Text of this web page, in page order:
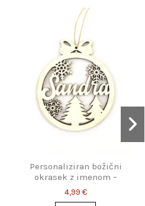
Personaliziran božični
okrasek z imenom –
snežinke & smrečice
4,99 €